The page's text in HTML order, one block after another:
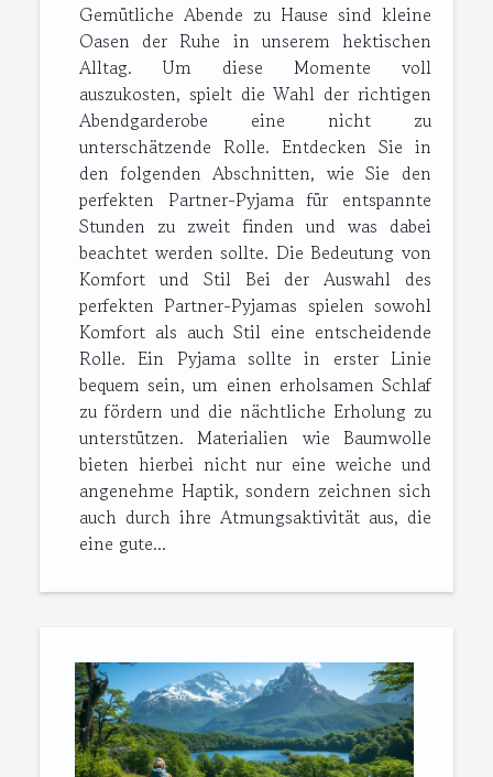
Gemütliche Abende zu Hause sind kleine
Oasen der Ruhe in unserem hektischen
Alltag. Um diese Momente voll
auszukosten, spielt die Wahl der richtigen
Abendgarderobe eine nicht zu
unterschätzende Rolle. Entdecken Sie in
den folgenden Abschnitten, wie Sie den
perfekten Partner-Pyjama für entspannte
Stunden zu zweit finden und was dabei
beachtet werden sollte. Die Bedeutung von
Komfort und Stil Bei der Auswahl des
perfekten Partner-Pyjamas spielen sowohl
Komfort als auch Stil eine entscheidende
Rolle. Ein Pyjama sollte in erster Linie
bequem sein, um einen erholsamen Schlaf
zu fördern und die nächtliche Erholung zu
unterstützen. Materialien wie Baumwolle
bieten hierbei nicht nur eine weiche und
angenehme Haptik, sondern zeichnen sich
auch durch ihre Atmungsaktivität aus, die
eine gute...